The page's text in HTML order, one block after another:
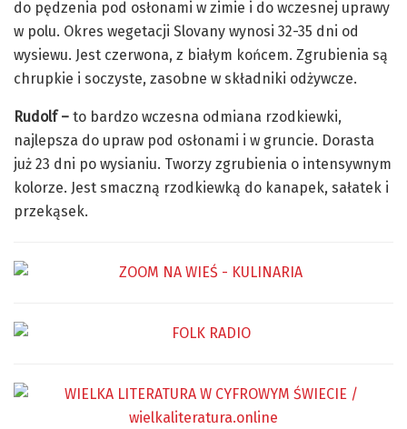
do pędzenia pod osłonami w zimie i do wczesnej uprawy
w polu. Okres wegetacji Slovany wynosi 32-35 dni od
wysiewu. Jest czerwona, z białym końcem. Zgrubienia są
chrupkie i soczyste, zasobne w składniki odżywcze.
Rudolf – to bardzo wczesna odmiana rzodkiewki,
najlepsza do upraw pod osłonami i w gruncie. Dorasta
już 23 dni po wysianiu. Tworzy zgrubienia o intensywnym
kolorze. Jest smaczną rzodkiewką do kanapek, sałatek i
przekąsek.